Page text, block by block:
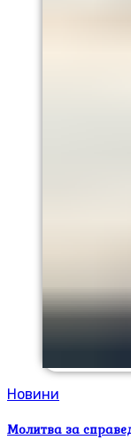
Новини
Молитва за